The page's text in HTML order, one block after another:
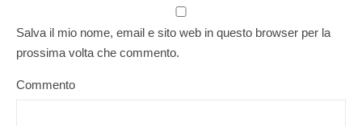
Salva il mio nome, email e sito web in questo browser per la
prossima volta che commento.
Commento